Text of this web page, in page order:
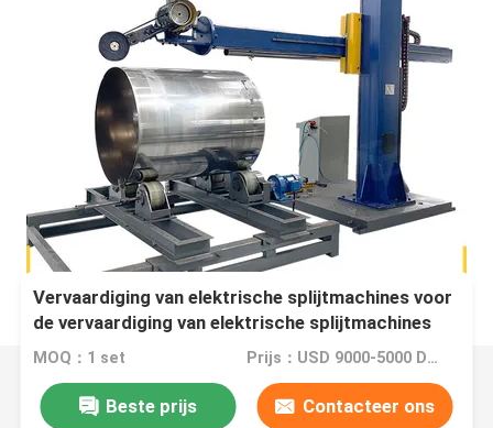
Vervaardiging van elektrische splijtmachines voor
de vervaardiging van elektrische splijtmachines
MOQ：1 set Prijs：USD 9000-5000 Dollar per set
Beste prijs Contacteer ons